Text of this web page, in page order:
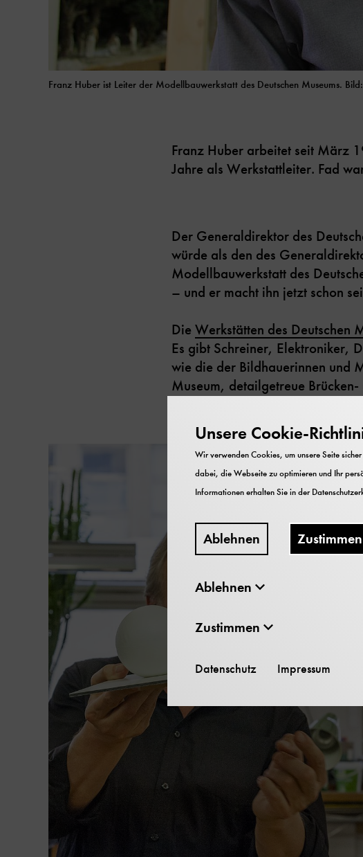
Franz Huber ist Leiter der Modellbauwerkstatt des Deutschen Museums.
Franz Huber arbeitet seit März
Jahre als Werkstattleiter. Fad
Der Generaldirektor des
würde als den des
Modellbauwerkstatt des
– und er macht ihn jetzt schon
Die Werkstätten des Deutschen
Es gibt Schreiner, Elektroniker,
wie die der Bildhauerinnen und
Museum, detailgetreue
Unsere Cookie-
Wir verwenden Cookies, um unsere Seite
dabei, die Webseite zu optimieren und Ihr
Informationen erhalten Sie in der
Ablehnen Zustimmen
Ablehnen
Zustimmen
Datenschutz Impressum